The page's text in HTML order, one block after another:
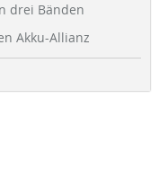
drei Bänden
Akku-Allianz